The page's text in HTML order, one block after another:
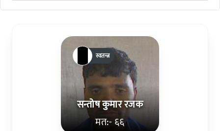
सन्तोष कुमार रजक
मत:- ६६
स्वतन्त्र